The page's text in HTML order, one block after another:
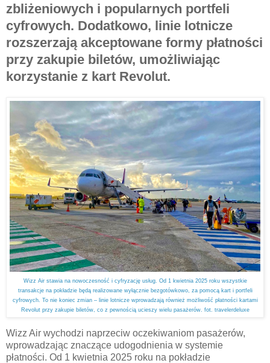
zbliżeniowych i popularnych portfeli
cyfrowych. Dodatkowo, linie lotnicze
rozszerzają akceptowane formy płatności
przy zakupie biletów, umożliwiając
korzystanie z kart Revolut.
Wizz Air stawia na nowoczesność i cyfryzację usług. Od 1 kwietnia 2025 roku wszystkie
transakcje na pokładzie będą realizowane wyłącznie bezgotówkowo, za pomocą kart i portfeli
cyfrowych. To nie koniec zmian – linie lotnicze wprowadzają również możliwość płatności kartami
Revolut przy zakupie biletów, co z pewnością ucieszy wielu pasażerów. fot. travelerdeluxe
Wizz Air wychodzi naprzeciw oczekiwaniom pasażerów,
wprowadzając znaczące udogodnienia w systemie
płatności. Od 1 kwietnia 2025 roku na pokładzie